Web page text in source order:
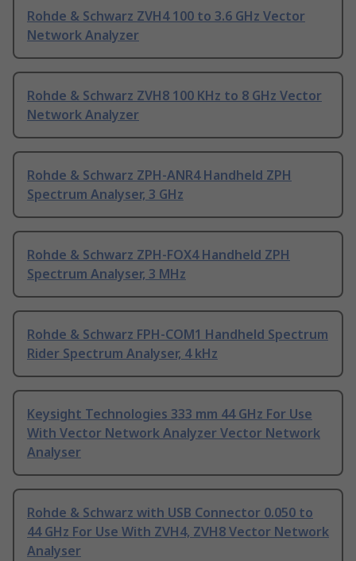
Rohde & Schwarz ZVH4 100 to 3.6 GHz Vector
Network Analyzer
Rohde & Schwarz ZVH8 100 KHz to 8 GHz Vector
Network Analyzer
Rohde & Schwarz ZPH-ANR4 Handheld ZPH
Spectrum Analyser, 3 GHz
Rohde & Schwarz ZPH-FOX4 Handheld ZPH
Spectrum Analyser, 3 MHz
Rohde & Schwarz FPH-COM1 Handheld Spectrum
Rider Spectrum Analyser, 4 kHz
Keysight Technologies 333 mm 44 GHz For Use
With Vector Network Analyzer Vector Network
Analyser
Rohde & Schwarz with USB Connector 0.050 to
44 GHz For Use With ZVH4, ZVH8 Vector Network
Analyser